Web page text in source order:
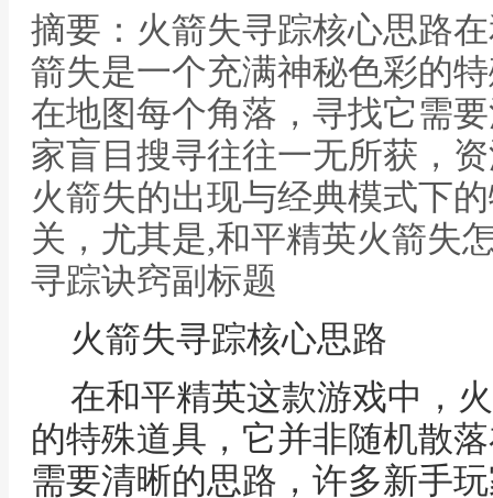
摘要：火箭失寻踪核心思路
箭失是一个充满神秘色彩的
在地图每个角落，寻找它需
家盲目搜寻往往一无所获，
火箭失的出现与经典模式下
关，尤其是,和平精英火箭失
寻踪诀窍副标题
火箭失寻踪核心思路
在和平精英这款游戏中，
的特殊道具，它并非随机散
需要清晰的思路，许多新手